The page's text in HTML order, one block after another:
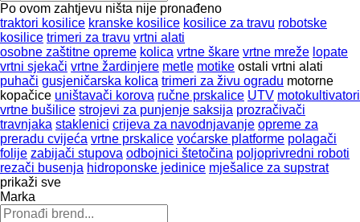
Po ovom zahtjevu ništa nije pronađeno
traktori kosilice kranske kosilice kosilice za travu robotske
kosilice trimeri za travu vrtni alati
osobne zaštitne opreme kolica vrtne škare vrtne mreže lopate
vrtni sjekači vrtne žardinjere metle motike ostali vrtni alati
puhači gusjeničarska kolica trimeri za živu ogradu motorne
kopačice uništavači korova ručne prskalice UTV motokultivatori
vrtne bušilice strojevi za punjenje saksija prozračivači
travnjaka stakleniсi crijeva za navodnjavanje opreme za
preradu cvijeća vrtne prskalice voćarske platforme polagači
folije zabijači stupova odbojnici štetočina poljoprivredni roboti
rezači busenja hidroponske jedinice mješalice za supstrat
prikaži sve
Marka